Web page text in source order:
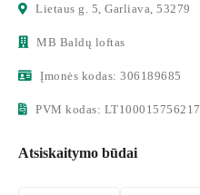
Lietaus g. 5, Garliava, 53279
MB Baldų loftas
Įmonės kodas: 306189685
PVM kodas: LT100015756217
Atsiskaitymo būdai